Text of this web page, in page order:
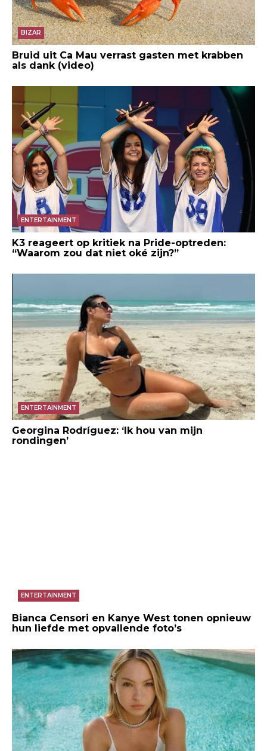
BIZAR
Bruid uit Ca Mau verrast gasten met krabben
als dank (video)
ENTERTAINMENT
K3 reageert op kritiek na Pride-optreden:
“Waarom zou dat niet oké zijn?”
ENTERTAINMENT
Georgina Rodríguez: ‘Ik hou van mijn
rondingen’
ENTERTAINMENT
Bianca Censori en Kanye West tonen opnieuw
hun liefde met opvallende foto’s